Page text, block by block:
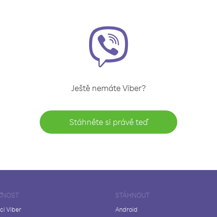
Ještě nemáte Viber?
Stáhněte si právě teď
Viber
STÁHNOUT
Android